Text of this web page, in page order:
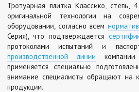
Тротуарная плитка Классико, степь,
оригинальной технологии на
оборудовании, согласно всем
Серия), что подтверждается
протоколами испытаний и
производственной линии компании
применяется специально
внимание специалисты обращают на
продукции.